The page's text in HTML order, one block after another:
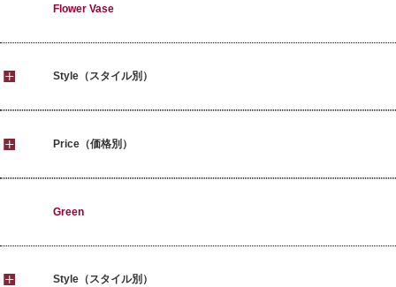
Flower Vase
Style（スタイル別）
Price（価格別）
Green
Style（スタイル別）